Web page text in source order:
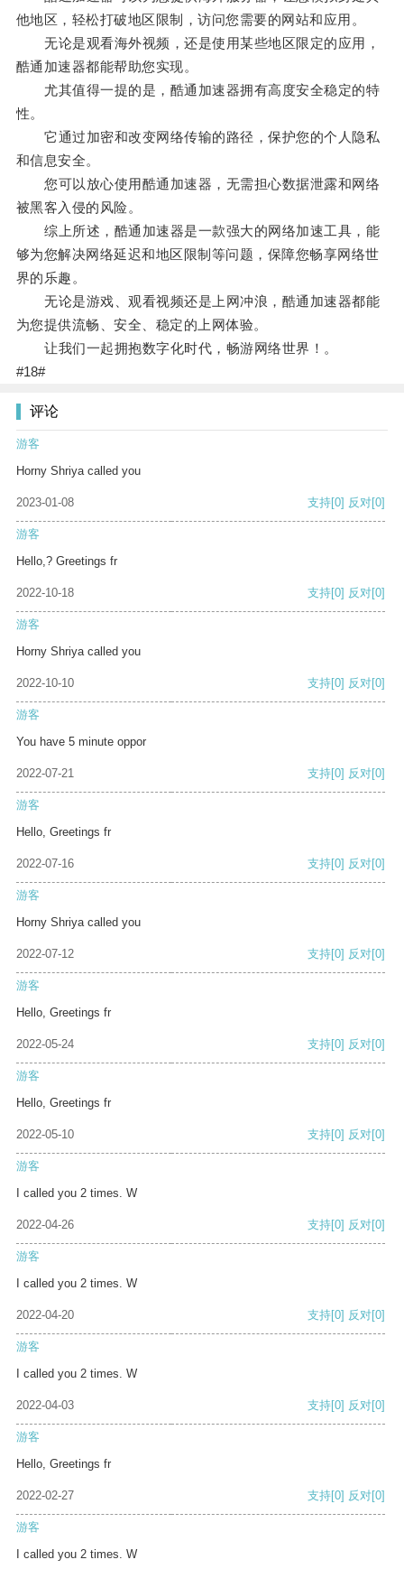
他地区，轻松打破地区限制，访问您需要的网站和应用。
无论是观看海外视频，还是使用某些地区限定的应用，
酷通加速器都能帮助您实现。
尤其值得一提的是，酷通加速器拥有高度安全稳定的特
性。
它通过加密和改变网络传输的路径，保护您的个人隐私
和信息安全。
您可以放心使用酷通加速器，无需担心数据泄露和网络
被黑客入侵的风险。
综上所述，酷通加速器是一款强大的网络加速工具，能
够为您解决网络延迟和地区限制等问题，保障您畅享网络世
界的乐趣。
无论是游戏、观看视频还是上网冲浪，酷通加速器都能
为您提供流畅、安全、稳定的上网体验。
让我们一起拥抱数字化时代，畅游网络世界！。
#18#
评论
游客
Horny Shriya called you
2023-01-08 支持[0] 反对[0]
游客
Hello,? Greetings fr
2022-10-18 支持[0] 反对[0]
游客
Horny Shriya called you
2022-10-10 支持[0] 反对[0]
游客
You have 5 minute oppor
2022-07-21 支持[0] 反对[0]
游客
Hello, Greetings fr
2022-07-16 支持[0] 反对[0]
游客
Horny Shriya called you
2022-07-12 支持[0] 反对[0]
游客
Hello, Greetings fr
2022-05-24 支持[0] 反对[0]
游客
Hello, Greetings fr
2022-05-10 支持[0] 反对[0]
游客
I called you 2 times. W
2022-04-26 支持[0] 反对[0]
游客
I called you 2 times. W
2022-04-20 支持[0] 反对[0]
游客
I called you 2 times. W
2022-04-03 支持[0] 反对[0]
游客
Hello, Greetings fr
2022-02-27 支持[0] 反对[0]
游客
I called you 2 times. W